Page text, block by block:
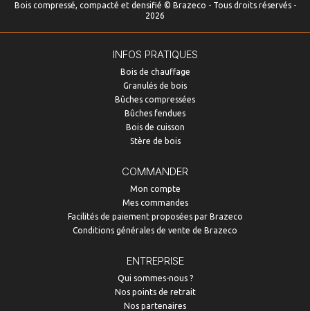
Bois compressé, compacté et densifié © Brazeco - Tous droits réservés -
2026
INFOS PRATIQUES
Bois de chauffage
Granulés de bois
Bûches compressées
Bûches fendues
Bois de cuisson
Stère de bois
COMMANDER
Mon compte
Mes commandes
Facilités de paiement proposées par Brazeco
Conditions générales de vente de Brazeco
ENTREPRISE
Qui sommes-nous ?
Nos points de retrait
Nos partenaires